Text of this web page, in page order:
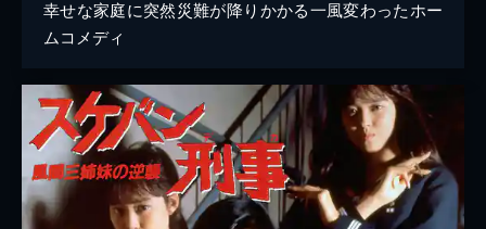
幸せな家庭に突然災難が降りかかる一風変わったホー
ムコメディ